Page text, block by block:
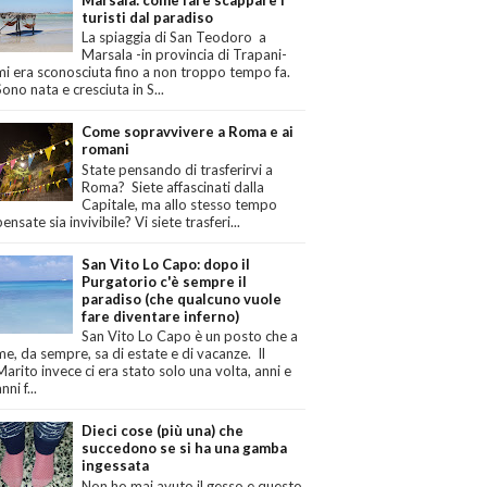
turisti dal paradiso
La spiaggia di San Teodoro a
Marsala -in provincia di Trapani-
era sconosciuta fino a non troppo tempo fa.
nata e cresciuta in S...
Come sopravvivere a Roma e ai
romani
State pensando di trasferirvi a
Roma? Siete affascinati dalla
Capitale, ma allo stesso tempo
sia invivibile? Vi siete trasferi...
San Vito Lo Capo: dopo il
Purgatorio c'è sempre il
paradiso (che qualcuno vuole
fare diventare inferno)
San Vito Lo Capo è un posto che a
da sempre, sa di estate e di vacanze. Il
invece ci era stato solo una volta, anni e
f...
Dieci cose (più una) che
succedono se si ha una gamba
ingessata